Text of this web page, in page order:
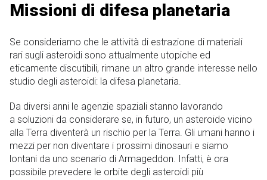
Missioni di difesa planetaria
Se consideriamo che le attività di estrazione di materiali
rari sugli asteroidi sono attualmente utopiche ed
eticamente discutibili, rimane un altro grande interesse nello
studio degli asteroidi: la difesa planetaria.
Da diversi anni le agenzie spaziali stanno lavorando
a soluzioni da considerare se, in futuro, un asteroide vicino
alla Terra diventerà un rischio per la Terra. Gli umani hanno i
mezzi per non diventare i prossimi dinosauri e siamo
lontani da uno scenario di Armageddon. Infatti, è ora
possibile prevedere le orbite degli asteroidi più